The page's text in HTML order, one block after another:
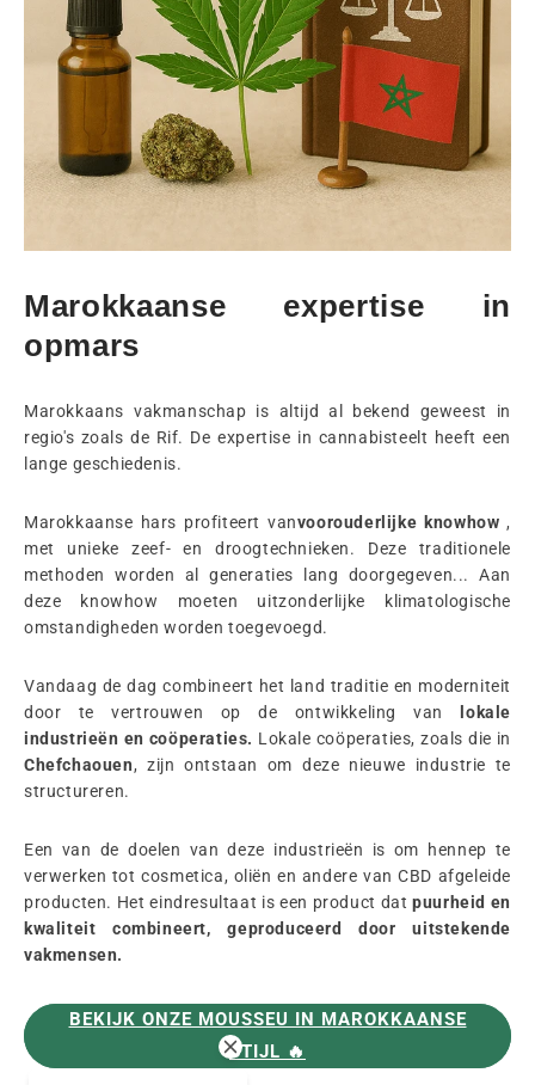
Marokkaanse expertise in
opmars
Marokkaans vakmanschap is altijd al bekend geweest in
regio's zoals de Rif. De expertise in cannabisteelt heeft een
lange geschiedenis.
Marokkaanse hars profiteert vanvoorouderlijke knowhow,
met unieke zeef- en droogtechnieken. Deze traditionele
methoden worden al generaties lang doorgegeven... Aan
deze knowhow moeten uitzonderlijke klimatologische
omstandigheden worden toegevoegd.
Vandaag de dag combineert het land traditie en moderniteit
door te vertrouwen op de ontwikkeling van
lokale
industrieën en coöperaties. Lokale coöperaties, zoals die in
Chefchaouen, zijn ontstaan om deze nieuwe industrie te
structureren.
Een van de doelen van deze industrieën is om hennep te
verwerken tot cosmetica, oliën en andere van CBD afgeleide
producten. Het eindresultaat is een product datpuurheid en
kwaliteit combineert, geproduceerd door uitstekende
vakmensen.
BEKIJK ONZE MOUSSEU IN MAROKKAANSE
STIJL 🔥